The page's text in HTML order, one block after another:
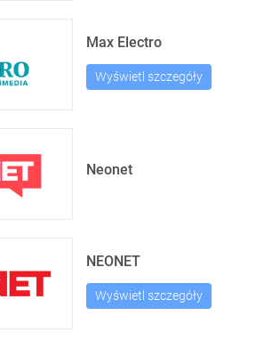
Max Electro
Wyświetl szczegóły
Neonet
NEONET
Wyświetl szczegóły